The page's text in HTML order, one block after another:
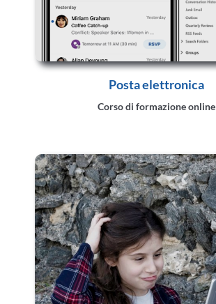
Posta elettronica
Corso di formazione online